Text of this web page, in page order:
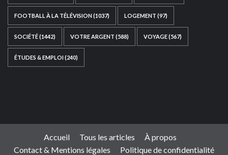
FOOTBALL À LA TÉLÉVISION(1037) LOGEMENT (97)
SOCIÉTÉ(1442) VOTRE ARGENT (588) VOYAGE(567)
ÉTUDES & EMPLOI(240)
Accueil Tous les articles
À propos
Contact & Mentions légales
Politique de confidentialité